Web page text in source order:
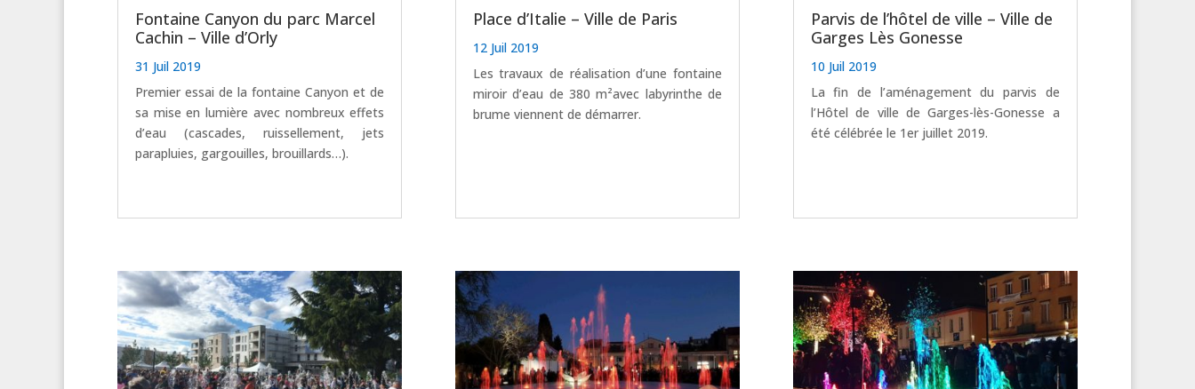
Fontaine Canyon du parc Marcel
Cachin – Ville d’Orly
31 Juil 2019
Premier essai de la fontaine Canyon et de
sa mise en lumière avec nombreux effets
d’eau (cascades, ruissellement, jets
parapluies, gargouilles, brouillards…).
Place d’Italie – Ville de Paris
12 Juil 2019
Les travaux de réalisation d’une fontaine
miroir d’eau de 380 m²avec labyrinthe de
brume viennent de démarrer.
Parvis de l’hôtel de ville – Ville de
Garges Lès Gonesse
10 Juil 2019
La fin de l’aménagement du parvis de
l’Hôtel de ville de Garges-lès-Gonesse a
été célébrée le 1er juillet 2019.